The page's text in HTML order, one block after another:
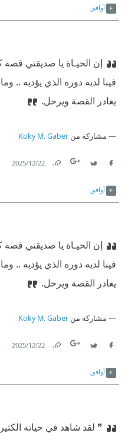
أوافق
إن الحيـاة يا صديقتي قصة
فينا لديه دوره الذي يؤديه ..
يغادر القصة ويرحل.‏
مشاركة من Koky M. Gaber
22‏/12‏/2025
أوافق
إن الحيـاة يا صديقتي قصة
فينا لديه دوره الذي يؤديه ..
يغادر القصة ويرحل.‏
مشاركة من Koky M. Gaber
22‏/12‏/2025
أوافق
❞ لقد شاهد في حياته